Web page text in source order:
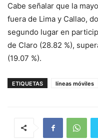
Cabe señalar que la
fuera de Lima y Callao,
segundo lugar en
de Claro (28.82 %),
(19.07 %).
ETIQUETAS líneas móviles